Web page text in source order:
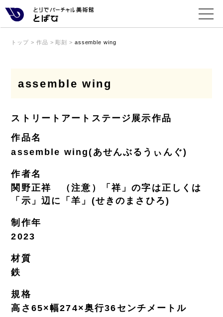
トップ > 作品 > 彫刻 > assemble wing
assemble wing
ストリートアートステージ展示作品
作品名
assemble wing(あせんぶるうぃんぐ)
作者名
関野正祥 （注意）「祥」の字は正しくは
「示」辺に「羊」(せきのまさひろ)
制作年
2023
材質
鉄
規格
高さ65×幅274×奥行36センチメートル